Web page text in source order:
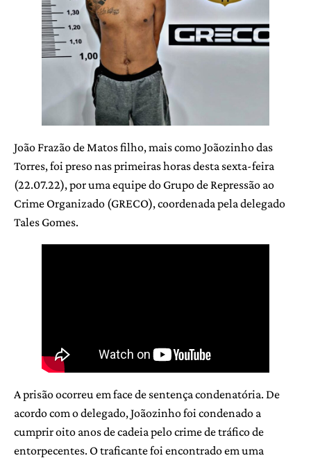
João Frazão de Matos filho, mais como Joãozinho das
Torres, foi preso nas primeiras horas desta sexta-feira
(22.07.22), por uma equipe do Grupo de Repressão ao
Crime Organizado (GRECO), coordenada pela delegado
Tales Gomes.
A prisão ocorreu em face de sentença condenatória. De
acordo com o delegado, Joãozinho foi condenado a
cumprir oito anos de cadeia pelo crime de tráfico de
entorpecentes. O traficante foi encontrado em uma